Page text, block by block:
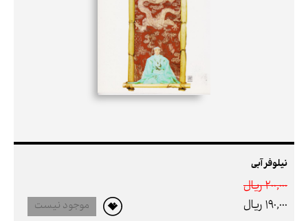
نیلوفر آبی
200,000 ريال
190,000 ريال
موجود نیست